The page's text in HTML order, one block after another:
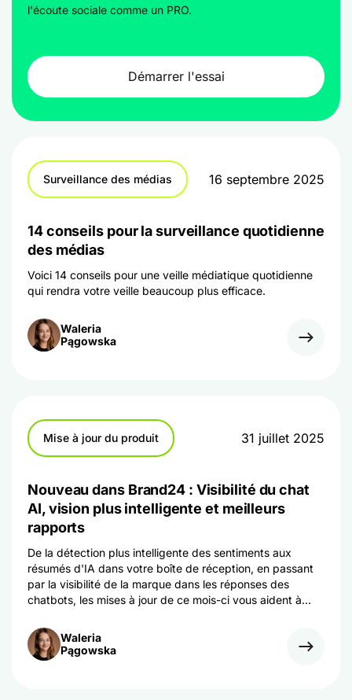
l'écoute sociale comme un PRO.
Démarrer l'essai
Surveillance des médias 16 septembre 2025
14 conseils pour la surveillance quotidienne
des médias
Voici 14 conseils pour une veille médiatique quotidienne
qui rendra votre veille beaucoup plus efficace.
Waleria
Pągowska
Mise à jour du produit 31 juillet 2025
Nouveau dans Brand24 : Visibilité du chat
AI, vision plus intelligente et meilleurs
rapports
De la détection plus intelligente des sentiments aux
résumés d'IA dans votre boîte de réception, en passant
par la visibilité de la marque dans les réponses des
chatbots, les mises à jour de ce mois-ci vous aident à
marque sur tous les canaux.
Waleria
Pągowska